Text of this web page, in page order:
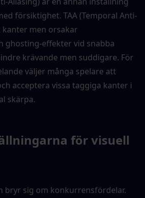
försiktighet. TAA (Temporal Anti-
men orsakar
ghosting-effekter vid snabba
krävande men suddigare. För
väljer många spelare att
acceptera vissa taggiga kanter i
skärpa.
för visuell
bryr sig om konkurrensfördelar.